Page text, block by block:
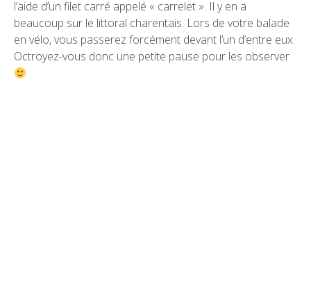
l’aide d’un filet carré appelé « carrelet ». Il y en a
beaucoup sur le littoral charentais. Lors de votre balade
en vélo, vous passerez forcément devant l’un d’entre eux.
Octroyez-vous donc une petite pause pour les observer